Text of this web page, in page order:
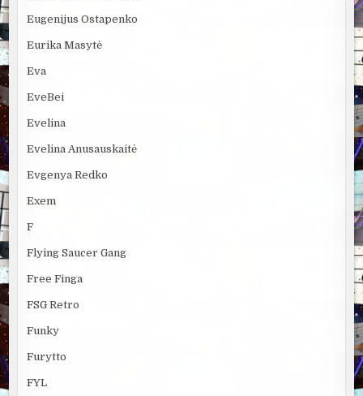
Eugenijus Ostapenko
Eurika Masytė
Eva
EveBei
Evelina
Evelina Anusauskaitė
Evgenya Redko
Exem
F
Flying Saucer Gang
Free Finga
FSG Retro
Funky
Furytto
FYL